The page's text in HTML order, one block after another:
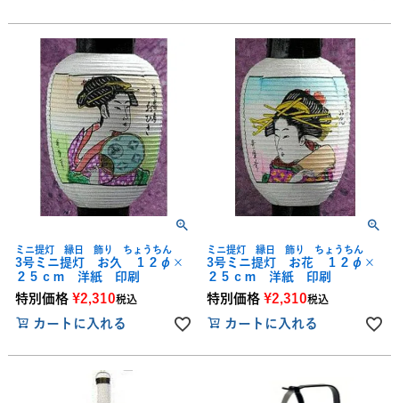
ミニ提灯 縁日 飾り ちょうちん
3号ミニ提灯 お久 １２φ×
２５ｃｍ 洋紙 印刷
特別価格 ¥2,310税込
カートに入れる
ミニ提灯 縁日 飾り ちょうちん
3号ミニ提灯 お花 １２φ×
２５ｃｍ 洋紙 印刷
特別価格 ¥2,310税込
カートに入れる